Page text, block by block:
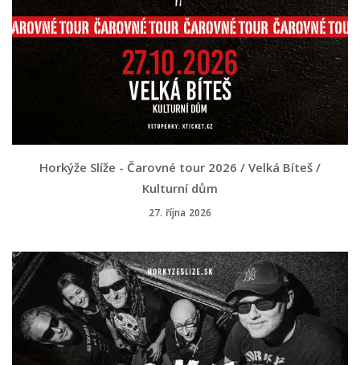
Horkýže Slíže - Čarovné tour 2026 / Velká Bíteš /
Kulturní dům
27. října 2026